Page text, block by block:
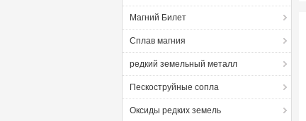
Магний Билет
Сплав магния
редкий земельный металл
Пескоструйные сопла
Оксиды редких земель